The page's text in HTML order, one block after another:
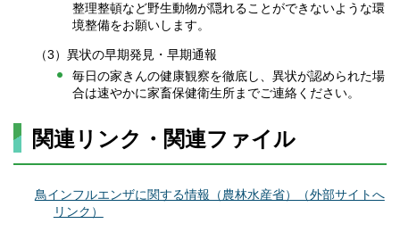
整理整頓など野生動物が隠れることができないような環
境整備をお願いします。
（3）異状の早期発見・早期通報
毎日の家きんの健康観察を徹底し、異状が認められた場
合は速やかに家畜保健衛生所までご連絡ください。
関連リンク・関連ファイル
鳥インフルエンザに関する情報（農林水産省）（外部サイトへ
リンク）